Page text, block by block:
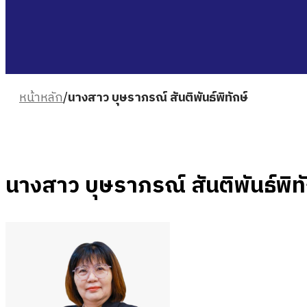
หน้าหลัก/นางสาว บุษราภรณ์ สันติพันธ์พิทักษ์
นางสาว บุษราภรณ์ สันติพันธ์พิ